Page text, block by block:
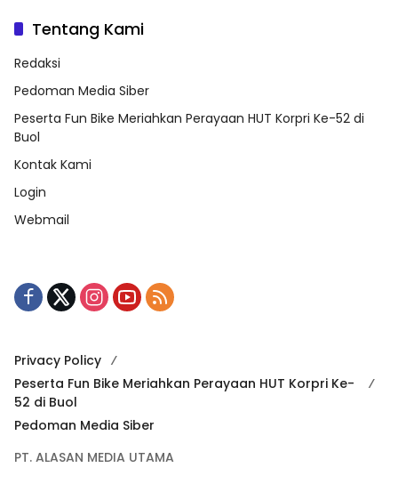
Tentang Kami
Redaksi
Pedoman Media Siber
Peserta Fun Bike Meriahkan Perayaan HUT Korpri Ke-52 di
Buol
Kontak Kami
Login
Webmail
Privacy Policy
Peserta Fun Bike Meriahkan Perayaan HUT Korpri Ke-
52 di Buol
Pedoman Media Siber
PT. ALASAN MEDIA UTAMA